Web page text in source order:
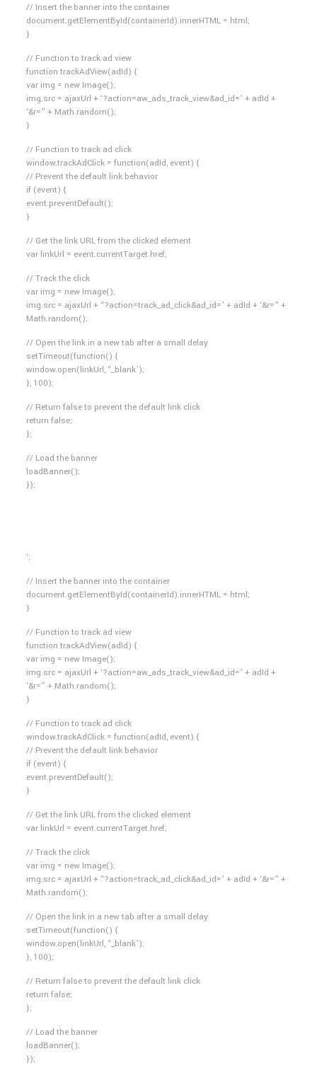
// Insert the banner into the container
document.getElementById(containerId).innerHTML = html;
}
// Function to track ad view
function trackAdView(adId) {
var img = new Image();
img.src = ajaxUrl + ‘?action=aw_ads_track_view&ad_id=’ + adId +
‘&r=” + Math.random();
}
// Function to track ad click
window.trackAdClick = function(adId, event) {
// Prevent the default link behavior
if (event) {
event.preventDefault();
}
// Get the link URL from the clicked element
var linkUrl = event.currentTarget.href;
// Track the click
var img = new Image();
img.src = ajaxUrl + “?action=track_ad_click&ad_id=’ + adId + ‘&r=” +
Math.random();
// Open the link in a new tab after a small delay
setTimeout(function() {
window.open(linkUrl, “_blank’);
}, 100);
// Return false to prevent the default link click
return false;
};
// Load the banner
loadBanner();
});
‘;
// Insert the banner into the container
document.getElementById(containerId).innerHTML = html;
}
// Function to track ad view
function trackAdView(adId) {
var img = new Image();
img.src = ajaxUrl + ‘?action=aw_ads_track_view&ad_id=’ + adId +
‘&r=” + Math.random();
}
// Function to track ad click
window.trackAdClick = function(adId, event) {
// Prevent the default link behavior
if (event) {
event.preventDefault();
}
// Get the link URL from the clicked element
var linkUrl = event.currentTarget.href;
// Track the click
var img = new Image();
img.src = ajaxUrl + “?action=track_ad_click&ad_id=’ + adId + ‘&r=” +
Math.random();
// Open the link in a new tab after a small delay
setTimeout(function() {
window.open(linkUrl, “_blank’);
}, 100);
// Return false to prevent the default link click
return false;
};
// Load the banner
loadBanner();
});